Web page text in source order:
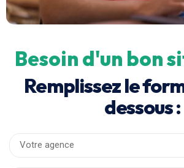
Besoin d'un bon
Remplissez le
dessous :